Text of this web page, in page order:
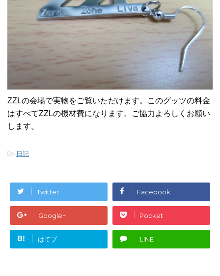
ZZLの会場で実物をご覧いただけます。このグッツの料金
はすべてZZLの機材費になります。ご協力よろしくお願い
します。
- 日記
Twitter Facebook
Google+ Pocket
B! はてブ LINE